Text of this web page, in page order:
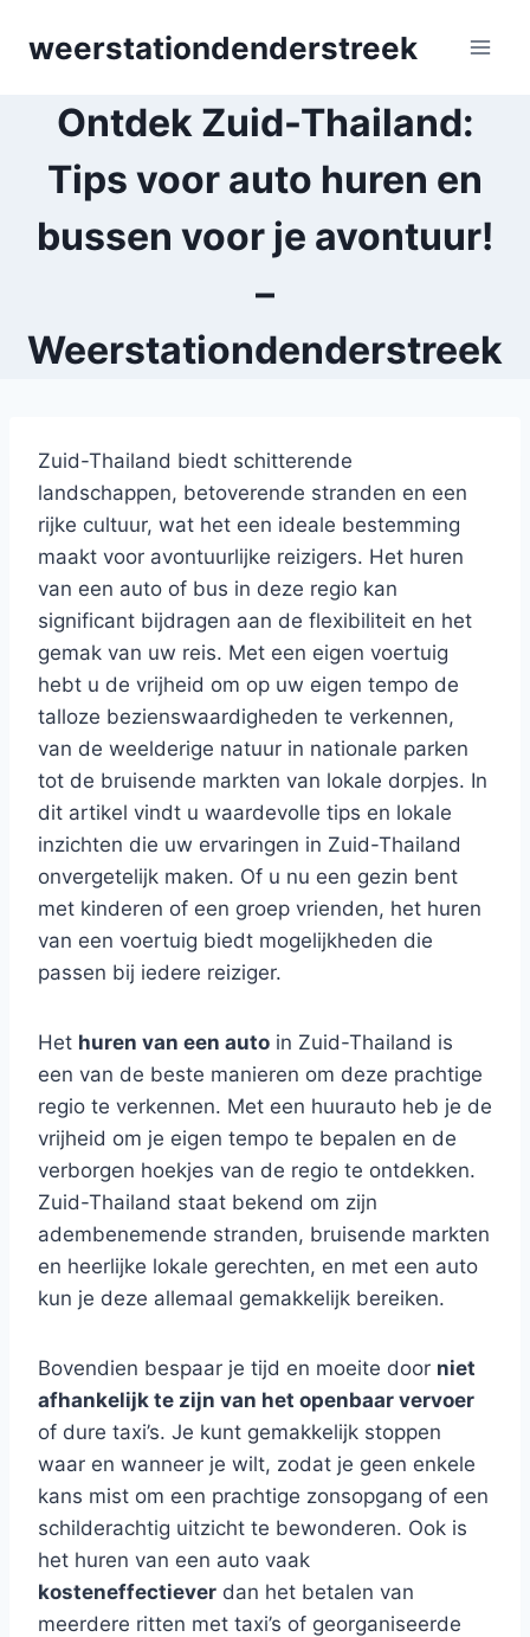
weerstationdenderstreek
Ontdek Zuid-Thailand:
Tips voor auto huren en
bussen voor je avontuur!
–
Weerstationdenderstreek
Zuid-Thailand biedt schitterende
landschappen, betoverende stranden en een
rijke cultuur, wat het een ideale bestemming
maakt voor avontuurlijke reizigers. Het huren
van een auto of bus in deze regio kan
significant bijdragen aan de flexibiliteit en het
gemak van uw reis. Met een eigen voertuig
hebt u de vrijheid om op uw eigen tempo de
talloze bezienswaardigheden te verkennen,
van de weelderige natuur in nationale parken
tot de bruisende markten van lokale dorpjes. In
dit artikel vindt u waardevolle tips en lokale
inzichten die uw ervaringen in Zuid-Thailand
onvergetelijk maken. Of u nu een gezin bent
met kinderen of een groep vrienden, het huren
van een voertuig biedt mogelijkheden die
passen bij iedere reiziger.
Het huren van een auto in Zuid-Thailand is
een van de beste manieren om deze prachtige
regio te verkennen. Met een huurauto heb je de
vrijheid om je eigen tempo te bepalen en de
verborgen hoekjes van de regio te ontdekken.
Zuid-Thailand staat bekend om zijn
adembenemende stranden, bruisende markten
en heerlijke lokale gerechten, en met een auto
kun je deze allemaal gemakkelijk bereiken.
Bovendien bespaar je tijd en moeite door niet
afhankelijk te zijn van het openbaar vervoer
of dure taxi’s. Je kunt gemakkelijk stoppen
waar en wanneer je wilt, zodat je geen enkele
kans mist om een prachtige zonsopgang of een
schilderachtig uitzicht te bewonderen. Ook is
het huren van een auto vaak
kosteneffectiever dan het betalen van
meerdere ritten met taxi’s of georganiseerde